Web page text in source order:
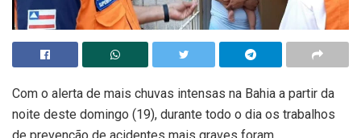
Com o alerta de mais chuvas intensas na Bahia a partir da
noite deste domingo (19), durante todo o dia os trabalhos